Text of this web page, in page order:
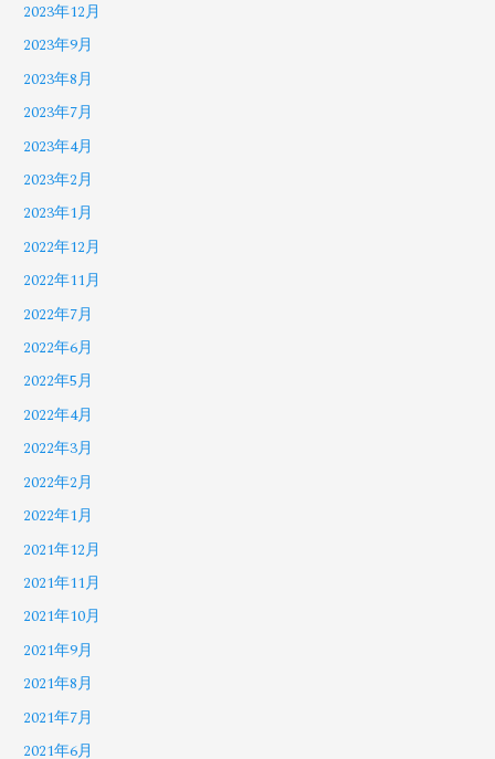
2023年12月
2023年9月
2023年8月
2023年7月
2023年4月
2023年2月
2023年1月
2022年12月
2022年11月
2022年7月
2022年6月
2022年5月
2022年4月
2022年3月
2022年2月
2022年1月
2021年12月
2021年11月
2021年10月
2021年9月
2021年8月
2021年7月
2021年6月